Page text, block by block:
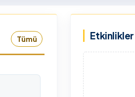
Üniversitesi Yenisey
ev sahipliğinde
Tümü Etkinlikler